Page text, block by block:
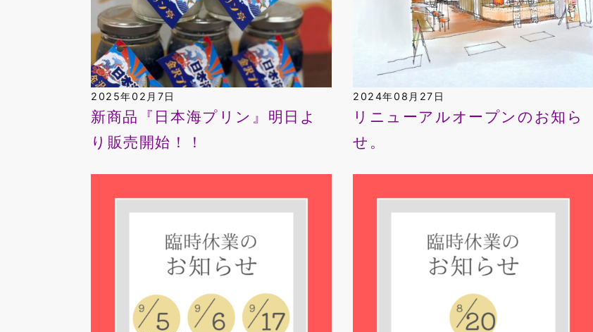
2025年02月7日
新商品『日本海プリン』明日よ
り販売開始！！
2024年08月27日
リニューアルオープンのお知ら
せ。